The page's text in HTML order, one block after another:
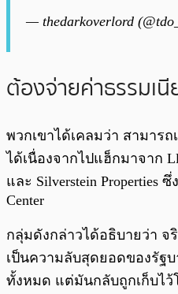
— thedarkoverlord
ต้องจ่ายค่าธรรมเ
พวกเขาได้เคลมว่า สามาร
ได้เนื่องจากไปแฮ็กมาจาก
และ Silverstein Properties
Center
กลุ่มดังกล่าวได้อธิบายว่า จ
เป็นความลับสุดยอดของรัฐ
ทั้งหมด แต่มันกลับถูกเก็บไ